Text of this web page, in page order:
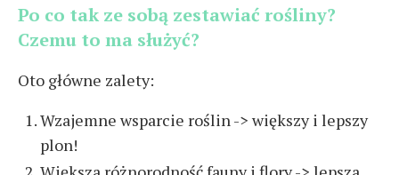
Po co tak ze sobą zestawiać rośliny?
Czemu to ma służyć?
Oto główne zalety:
Wzajemne wsparcie roślin -> większy i lepszy
plon!